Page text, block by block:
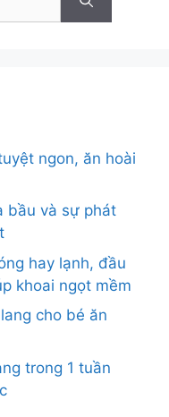
ngon, ăn hoài
bầu và sự phát
hay lạnh, đầu
khoai ngọt mềm
cho bé ăn
trong 1 tuần